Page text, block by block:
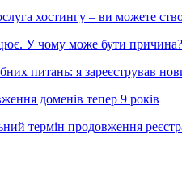
хостингу – ви можете
У чому може бути причина?
питань: я зареєстрував
доменів тепер 9 років
термін продовження